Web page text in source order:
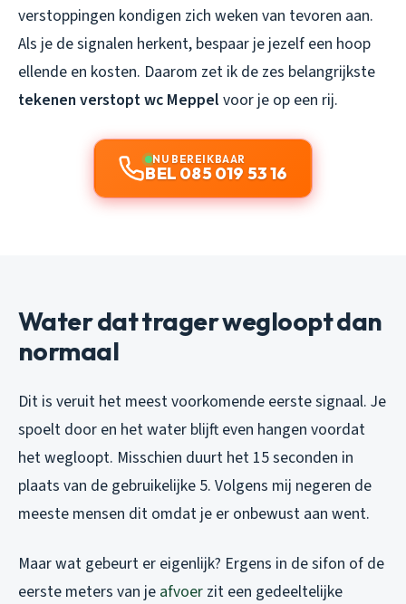
verstoppingen kondigen zich weken van tevoren aan.
Als je de signalen herkent, bespaar je jezelf een hoop
ellende en kosten. Daarom zet ik de zes belangrijkste
tekenen verstopt wc Meppel voor je op een rij.
NU BEREIKBAAR
BEL 085 019 53 16
Water dat trager wegloopt dan
normaal
Dit is veruit het meest voorkomende eerste signaal. Je
spoelt door en het water blijft even hangen voordat
het wegloopt. Misschien duurt het 15 seconden in
plaats van de gebruikelijke 5. Volgens mij negeren de
meeste mensen dit omdat je er onbewust aan went.
Maar wat gebeurt er eigenlijk? Ergens in de sifon of de
eerste meters van je afvoer zit een gedeeltelijke